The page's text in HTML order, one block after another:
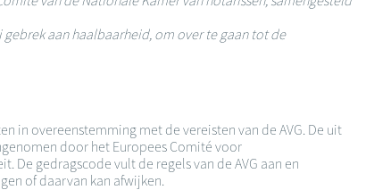
aan haalbaarheid, om over te gaan tot de
in overeenstemming met de vereisten van de AVG. De uit
door het Europees Comité voor
gedragscode vult de regels van de AVG aan en
of daarvan kan afwijken.